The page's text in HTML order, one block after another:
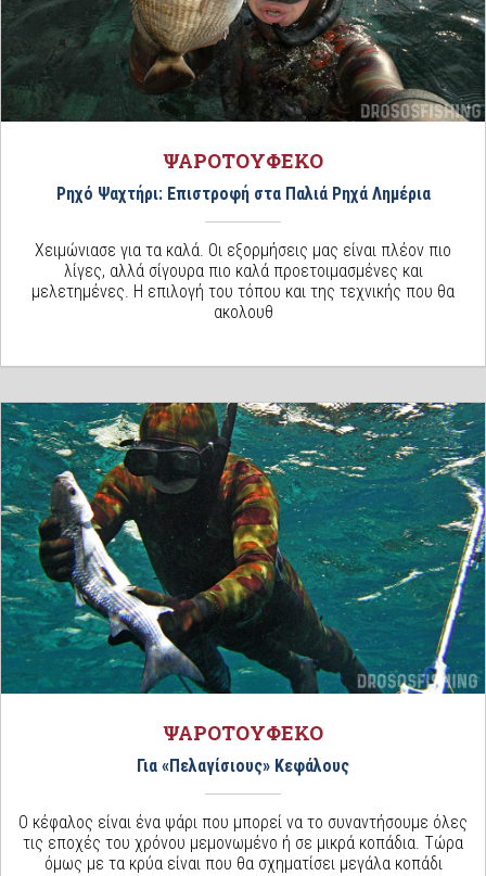
ΨΑΡΟΤΟΥΦΕΚΟ
Ρηχό Ψαχτήρι: Επιστροφή στα Παλιά Ρηχά Λημέρια
Χειμώνιασε για τα καλά. Οι εξορμήσεις μας είναι πλέον πιο
λίγες, αλλά σίγουρα πιο καλά προετοιμασμένες και
μελετημένες. Η επιλογή του τόπου και της τεχνικής που θα
ακολουθ
ΨΑΡΟΤΟΥΦΕΚΟ
Για «Πελαγίσιους» Κεφάλους
Ο κέφαλος είναι ένα ψάρι που μπορεί να το συναντήσουμε όλες
τις εποχές του χρόνου μεμονωμένο ή σε μικρά κοπάδια. Τώρα
όμως με τα κρύα είναι που θα σχηματίσει μεγάλα κοπάδι